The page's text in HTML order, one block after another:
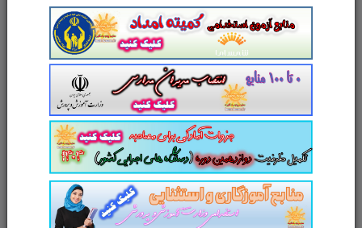
نام و نام خانوادگی
پست الکترونیک
آدرس وب‌سایت